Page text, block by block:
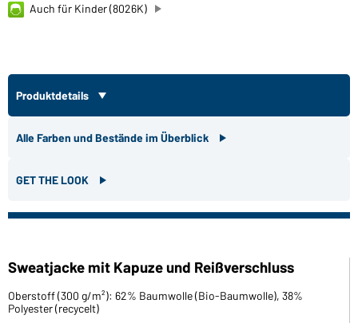
Auch für Kinder (8026K)
Produktdetails
Alle Farben und Bestände im Überblick
GET THE LOOK
Sweatjacke mit Kapuze und Reißverschluss
Oberstoff (300 g/m²): 62% Baumwolle (Bio-Baumwolle), 38%
Polyester (recycelt)